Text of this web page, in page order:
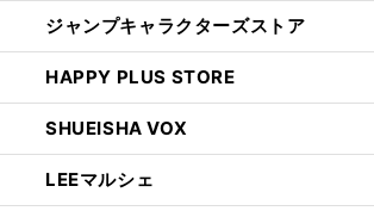
ジャンプキャラクターズストア
HAPPY PLUS STORE
SHUEISHA VOX
LEEマルシェ